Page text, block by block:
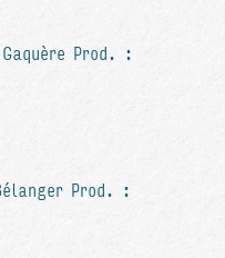
Prod. :
Prod. :